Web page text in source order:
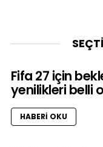
Fifa 27 için
yenilikleri belli
HABERI OKU